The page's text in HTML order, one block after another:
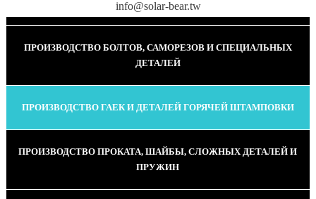
info@solar-bear.tw
ПРОИЗВОДСТВО КАЛИБРОВАННОЙ ПРОВОЛОКИ
ПРОИЗВОДСТВО БОЛТОВ, САМОРЕЗОВ И СПЕЦИАЛЬНЫХ
ДЕТАЛЕЙ
ПРОИЗВОДСТВО ГАЕК И ДЕТАЛЕЙ ГОРЯЧЕЙ ШТАМПОВКИ
ПРОИЗВОДСТВО ПРОКАТА, ШАЙБЫ, СЛОЖНЫХ ДЕТАЛЕЙ И
ПРУЖИН